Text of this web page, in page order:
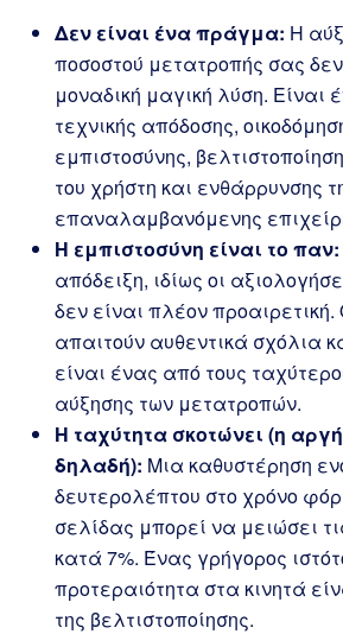
Δεν είναι ένα πράγμα: Η
ποσοστού μετατροπής σας
μοναδική μαγική λύση. Είναι
τεχνικής απόδοσης,
εμπιστοσύνης,
του χρήστη και ενθάρρυνσης
επαναλαμβανόμενης
Η εμπιστοσύνη είναι το παν:
απόδειξη, ιδίως οι
δεν είναι πλέον
απαιτούν αυθεντικά σχόλια
είναι ένας από τους
αύξησης των μετατροπών.
Η ταχύτητα σκοτώνει (η
δηλαδή): Μια καθυστέρηση
δευτερολέπτου στο χρόνο
σελίδας μπορεί να μειώσει
κατά 7%. Ένας γρήγορος
προτεραιότητα στα κινητά
της βελτιστοποίησης.